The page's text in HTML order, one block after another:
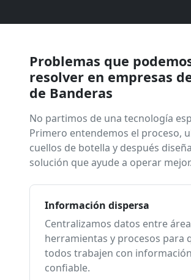
Problemas que
resolver en empresas
de Banderas
No partimos de una tecnología
Primero entendemos el proceso,
cuellos de botella y después
solución que ayude a operar mejor.
Información dispersa
Centralizamos datos entre
herramientas y procesos para
todos trabajen con información
confiable.